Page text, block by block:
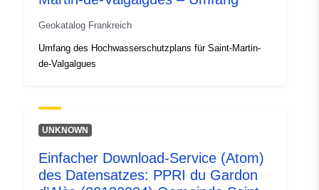
Geokatalog Frankreich
Umfang des Hochwasserschutzplans für Saint-Martin-
de-Valgalgues
UNKNOWN
Einfacher Download-Service (Atom)
des Datensatzes: PPRI du Gardon